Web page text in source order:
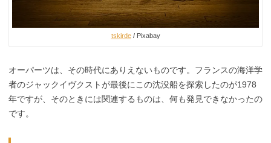
tskirde/ Pixabay
オーパーツは、その時代にありえないものです。フランスの海洋学
者のジャックイヴクストが最後にこの沈没船を探索したのが1978
年ですが、そのときには関連するものは、何も発見できなかったの
です。